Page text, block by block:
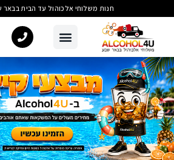
חנות משלוחי אלכוהול עד הבית בבאר